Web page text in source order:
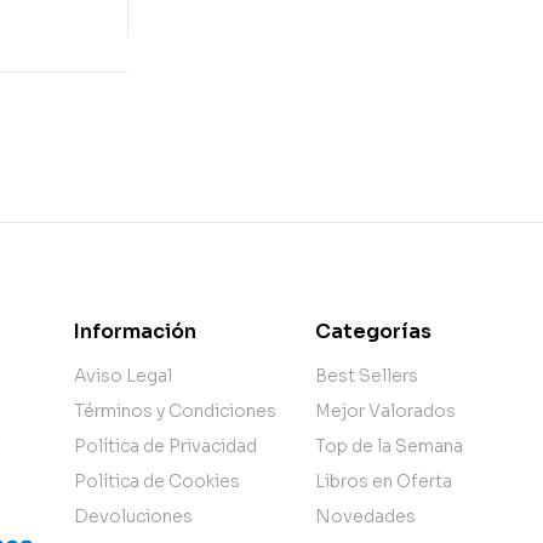
Información
Aviso Legal
Términos y Condiciones
Política de Privacidad
Política de Cookies
Devoluciones
Categorías
Best Sellers
Mejor Valorados
Top de la Semana
Libros en Oferta
Novedades